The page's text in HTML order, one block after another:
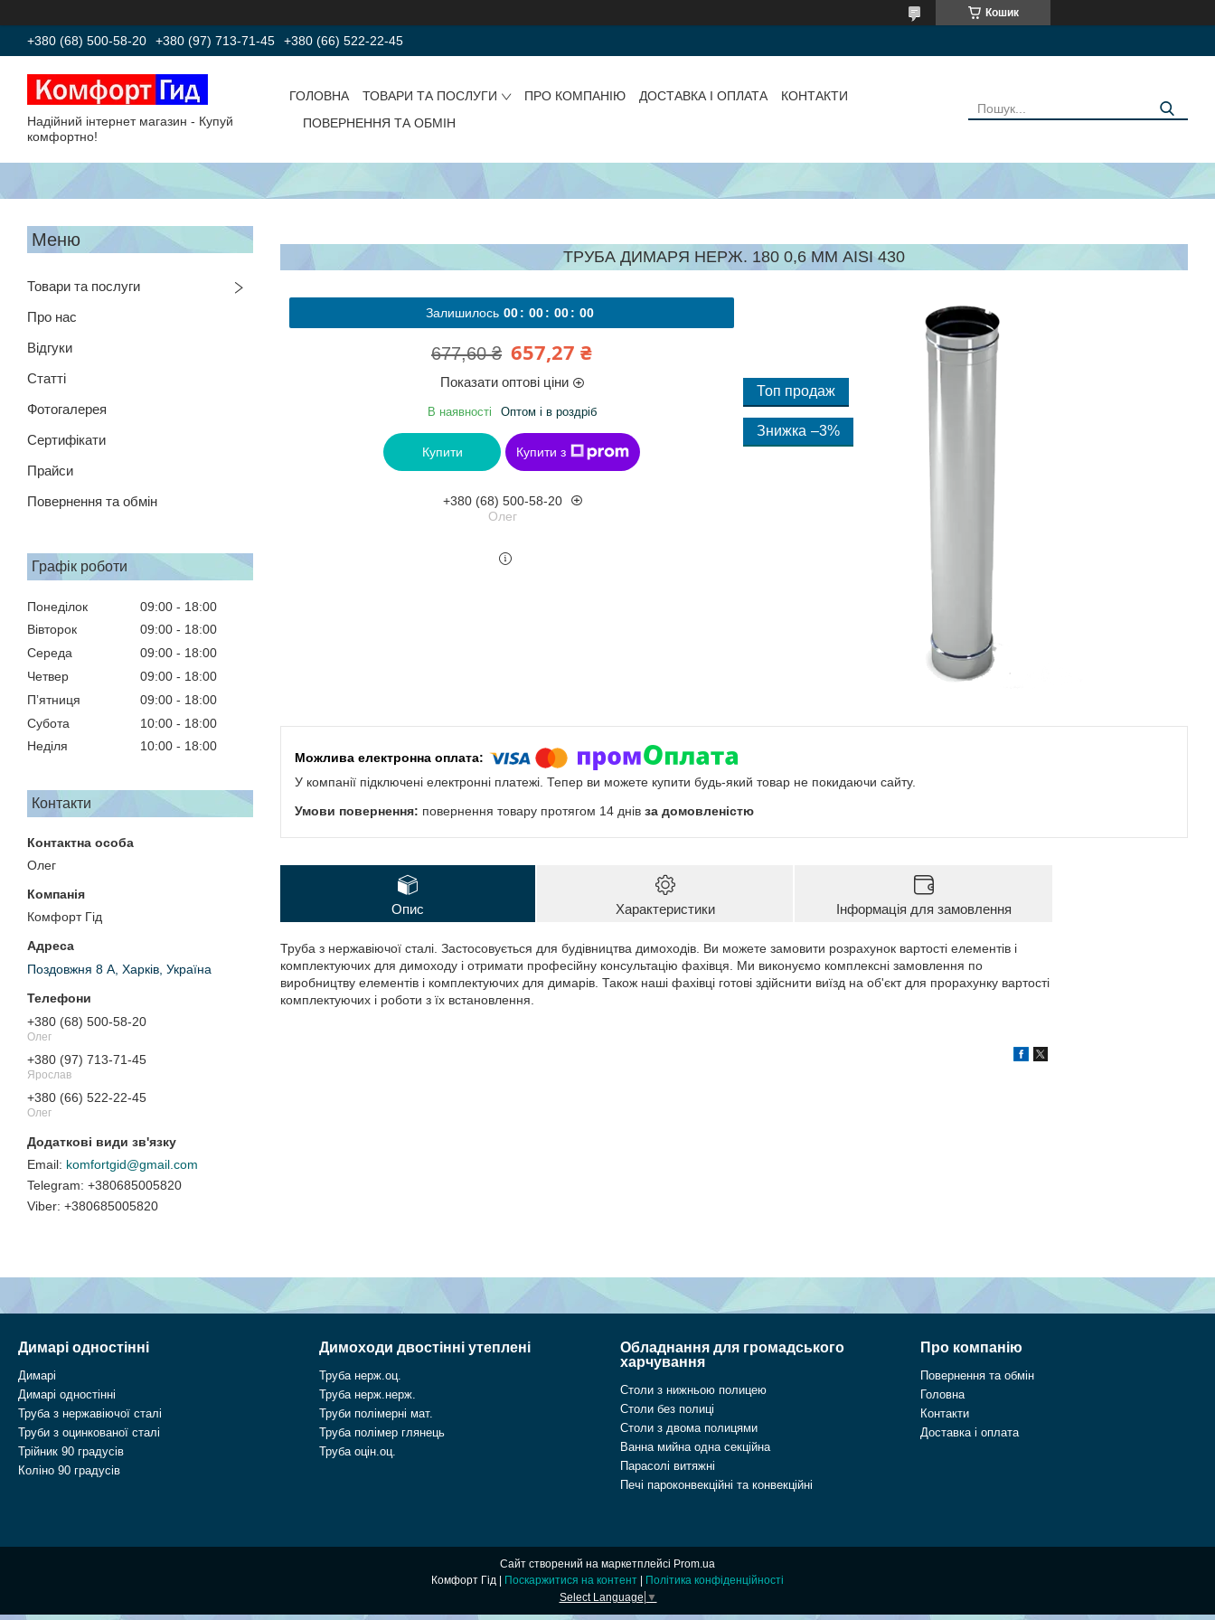
Кошик
+380 (68) 500-58-20 +380 (97) 713-71-45 +380 (66) 522-22-45
Надійний інтернет магазин - Купуй
комфортно!
ГОЛОВНА ТОВАРИ ТА ПОСЛУГИ ПРО КОМПАНІЮ ДОСТАВКА І ОПЛАТА
КОНТАКТИ
ПОВЕРНЕННЯ ТА ОБМІН
Товари та послуги
Про нас
Відгуки
Статті
Фотогалерея
Сертифікати
Прайси
Повернення та обмін
Графік роботи
Понеділок 09:00
18:00
Вівторок
09:00
18:00
Середа
09:00
18:00
Четвер
09:00
18:00
Пʼятниця
09:00
18:00
Субота
10:00
18:00
Неділя
10:00 18:00
Контакти
Олег
Комфорт Гід
Поздовжня 8 А, Харків, Україна
+380 (68) 500-58-20
Олег
+380 (97) 713-71-45
Ярослав
+380 (66) 522-22-45
Олег
komfortgid@gmail.com
+380685005820
+380685005820
ТРУБА ДИМАРЯ НЕРЖ. 180 0,6 ММ AISI 430
Залишилось 00 00 00 00
677,60 ₴ 657,27 ₴
Показати оптові ціни
В наявності Оптом і в роздріб
Купити Купити з
+380 (68) 500-58-20
Олег
Топ продаж
–3%
У компанії підключені електронні платежі. Тепер ви можете купити будь-який товар не покидаючи сайту.
повернення товару протягом 14 днів за домовленістю
Опис Характеристики Інформація для замовлення
Труба з нержавіючої сталі. Застосовується для будівництва димоходів. Ви можете замовити розрахунок вартості елементів і
комплектуючих для димоходу і отримати професійну консультацію фахівця. Ми виконуємо комплексні замовлення по
виробництву елементів і комплектуючих для димарів. Також наші фахівці готові здійснити виїзд на об'єкт для прорахунку вартості
комплектуючих і роботи з їх встановлення.
Димарі одностінні
Димарі
Димарі одностінні
Труба з нержавіючої сталі
Труби з оцинкованої сталі
Трійник 90 градусів
Коліно 90 градусів
Димоходи двостінні утеплені
Труба нерж.оц.
Труба нерж.нерж.
Труби полімерні мат.
Труба полімер глянець
Труба оцін.оц.
Обладнання для громадського
харчування
Столи з нижньою полицею
Столи без полиці
Столи з двома полицями
Ванна мийна одна секційна
Парасолі витяжні
Печі пароконвекційні та конвекційні
Про компанію
Повернення та обмін
Головна
Контакти
Доставка і оплата
Сайт створений на маркетплейсі Prom.ua
Поскаржитися на контент
Політика конфіденційності
Select Language ▼